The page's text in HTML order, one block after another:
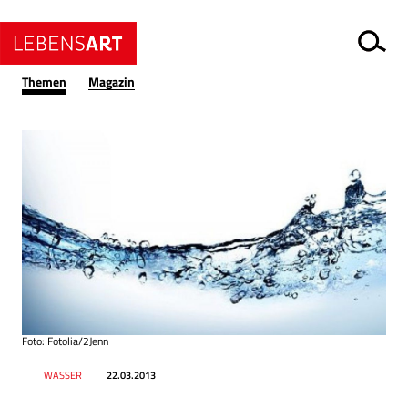
Themen Magazin
Datum 22.03.2013
RessortWASSER
Foto: Fotolia/2Jenn